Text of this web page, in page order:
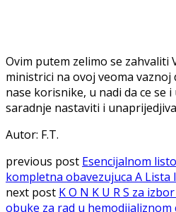
Ovim putem zelimo se zahvaliti
ministrici na ovoj veoma vaznoj
nase korisnike, u nadi da ce se
saradnje nastaviti i
Autor: F.T.
previous post Esencijalnom
kompletna obavezujuca A Lista
next post K O N K U R S za
obuke za rad u hemodijaliznom